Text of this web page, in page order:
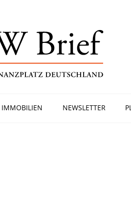
IMMOBILIEN NEWSLETTER